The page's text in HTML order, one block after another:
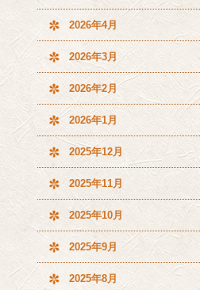
2026年4月
2026年3月
2026年2月
2026年1月
2025年12月
2025年11月
2025年10月
2025年9月
2025年8月